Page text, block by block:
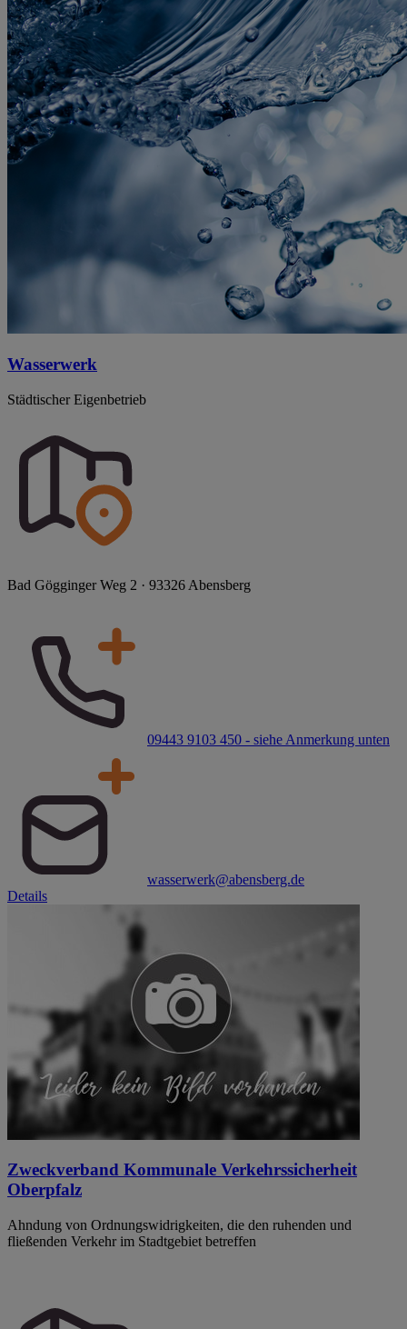
Wasserwerk
Städtischer Eigenbetrieb
Bad Gögginger Weg 2 · 93326 Abensberg
09443 9103 450 - siehe Anmerkung unten
wasserwerk@abensberg.de
Details
Zweckverband Kommunale Verkehrssicherheit
Oberpfalz
Ahndung von Ordnungswidrigkeiten, die den ruhenden und
fließenden Verkehr im Stadtgebiet betreffen